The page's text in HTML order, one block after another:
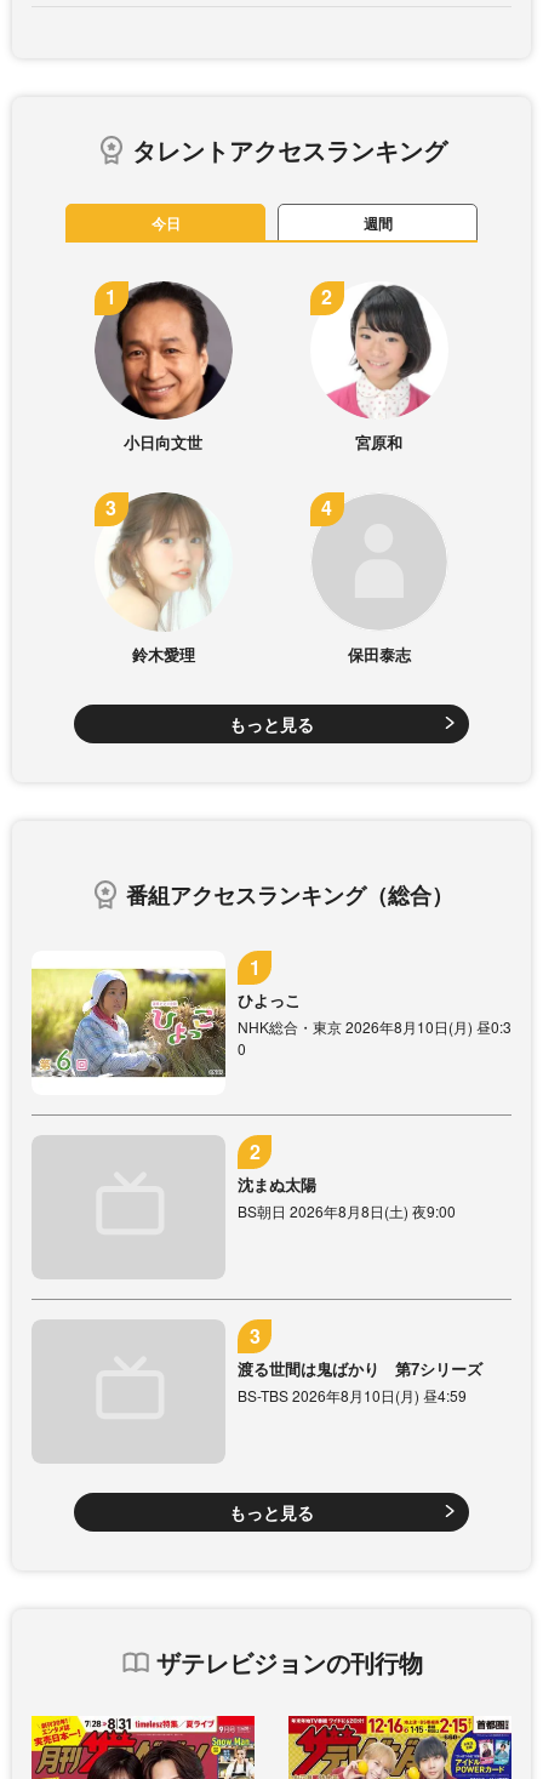
タレントアクセスランキング
今日 週間
小日向文世 宮原和
鈴木愛理 保田泰志
もっと見る
番組アクセスランキング（総合）
ひよっこ
NHK総合・東京 2026年8月10日(月) 昼0:3
0
沈まぬ太陽
BS朝日 2026年8月8日(土) 夜9:00
渡る世間は鬼ばかり 第7シリーズ
BS-TBS 2026年8月10日(月) 昼4:59
もっと見る
ザテレビジョンの刊行物